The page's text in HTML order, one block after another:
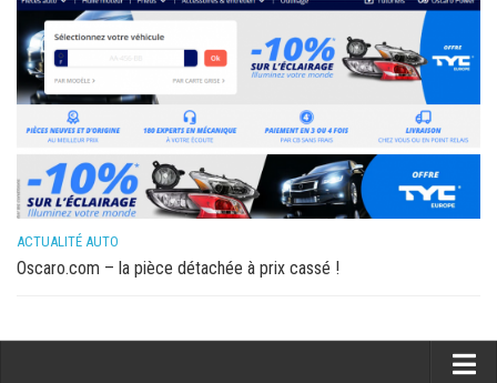
ACTUALITÉ AUTO
Oscaro.com – la pièce détachée à prix cassé !